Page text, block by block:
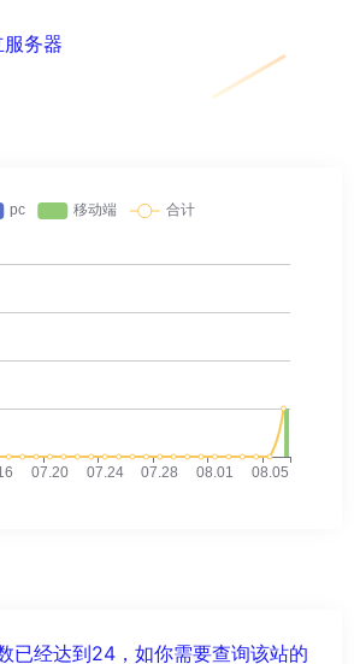
务器
已经达到24，如你需要查询该站的